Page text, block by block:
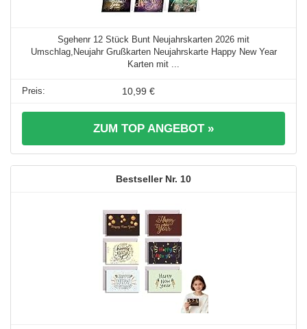
Sgehenr 12 Stück Bunt Neujahrskarten 2026 mit
Umschlag,Neujahr Grußkarten Neujahrskarte Happy New Year
Karten mit ...
10,99 €
ZUM TOP ANGEBOT »
10